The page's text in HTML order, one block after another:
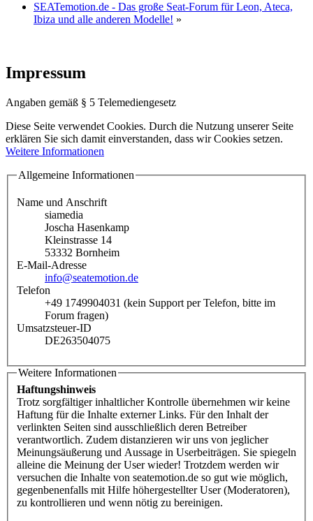
SEATemotion.de - Das große Seat-Forum für Leon, Ateca,
Ibiza und alle anderen Modelle! »
Impressum
Angaben gemäß § 5 Telemediengesetz
Diese Seite verwendet Cookies. Durch die Nutzung unserer Seite
erklären Sie sich damit einverstanden, dass wir Cookies setzen.
Weitere Informationen
Allgemeine Informationen
Name und Anschrift
siamedia
Joscha Hasenkamp
Kleinstrasse 14
53332 Bornheim
E-Mail-Adresse
info@seatemotion.de
Telefon
+49 1749904031 (kein Support per Telefon, bitte im
Forum fragen)
Umsatzsteuer-ID
DE263504075
Weitere Informationen
Haftungshinweis
Trotz sorgfältiger inhaltlicher Kontrolle übernehmen wir keine
Haftung für die Inhalte externer Links. Für den Inhalt der
verlinkten Seiten sind ausschließlich deren Betreiber
verantwortlich. Zudem distanzieren wir uns von jeglicher
Meinungsäußerung und Aussage in Userbeiträgen. Sie spiegeln
alleine die Meinung der User wieder! Trotzdem werden wir
versuchen die Inhalte von seatemotion.de so gut wie möglich,
gegenbenenfalls mit Hilfe höhergestellter User (Moderatoren),
zu kontrollieren und wenn nötig zu bereinigen.